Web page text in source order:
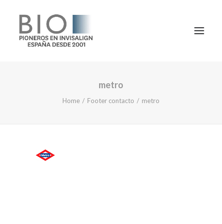
LA CLÍNICA
metro
Home Footer contacto metro